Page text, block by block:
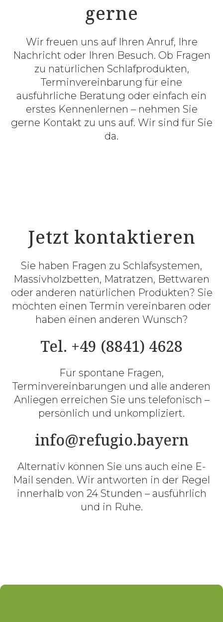
gerne
Wir freuen uns auf Ihren Anruf, Ihre
Nachricht oder Ihren Besuch. Ob Fragen
zu natürlichen Schlafprodukten,
Terminvereinbarung für eine
ausführliche Beratung oder einfach ein
erstes Kennenlernen – nehmen Sie
gerne Kontakt zu uns auf. Wir sind für Sie
da.
Jetzt kontaktieren
Sie haben Fragen zu Schlafsystemen,
Massivholzbetten, Matratzen, Bettwaren
oder anderen natürlichen Produkten? Sie
möchten einen Termin vereinbaren oder
haben einen anderen Wunsch?
Tel. +49 (8841) 4628
Für spontane Fragen,
Terminvereinbarungen und alle anderen
Anliegen erreichen Sie uns telefonisch –
persönlich und unkompliziert.
info@refugio.bayern
Alternativ können Sie uns auch eine E-
Mail senden. Wir antworten in der Regel
innerhalb von 24 Stunden – ausführlich
und in Ruhe.